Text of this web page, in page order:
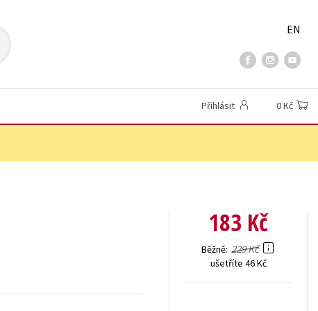
EN
Přihlásit 0 Kč
183 Kč
Běžně 229 Kč
ušetříte 46 Kč